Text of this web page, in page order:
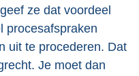
ze dat voordeel
procesafspraken
uit te procederen. Dat
Je moet dan